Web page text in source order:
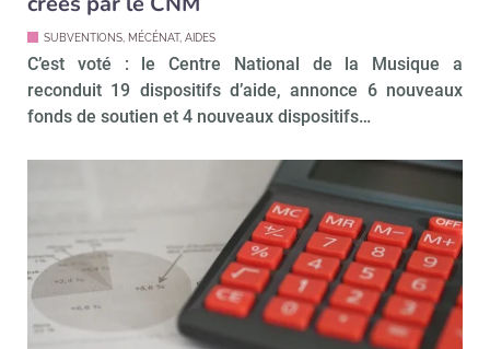
SUBVENTIONS, MÉCÉNAT, AIDES
C’est voté : le Centre National de la Musique a
reconduit 19 dispositifs d’aide, annonce 6 nouveaux
fonds de soutien et 4 nouveaux dispositifs…